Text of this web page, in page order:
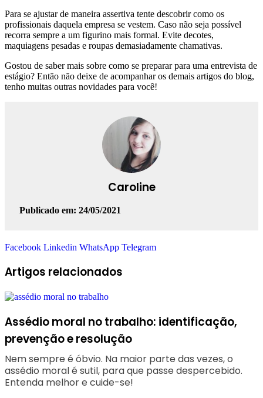
Para se ajustar de maneira assertiva tente descobrir como os
profissionais daquela empresa se vestem. Caso não seja possível
recorra sempre a um figurino mais formal. Evite decotes,
maquiagens pesadas e roupas demasiadamente chamativas.
Gostou de saber mais sobre como se preparar para uma entrevista de
estágio? Então não deixe de acompanhar os demais artigos do blog,
tenho muitas outras novidades para você!
Caroline
Publicado em: 24/05/2021
Facebook Linkedin WhatsApp Telegram
Artigos relacionados
Assédio moral no trabalho: identificação,
prevenção e resolução
Nem sempre é óbvio. Na maior parte das vezes, o
assédio moral é sutil, para que passe despercebido.
Entenda melhor e cuide-se!